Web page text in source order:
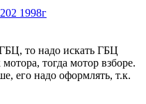
1998г
то надо искать ГБЦ
тогда мотор взборе.
его надо оформлять, т.к.